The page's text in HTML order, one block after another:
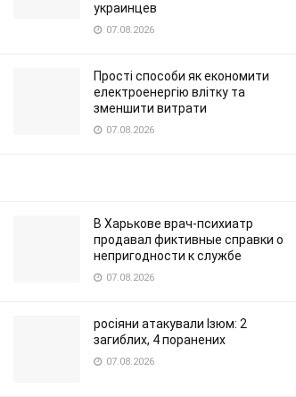
украинцев
07.08.2026
Прості способи як економити
електроенергію влітку та
зменшити витрати
07.08.2026
В Харькове врач-психиатр
продавал фиктивные справки о
непригодности к службе
07.08.2026
росіяни атакували Ізюм: 2
загиблих, 4 поранених
07.08.2026